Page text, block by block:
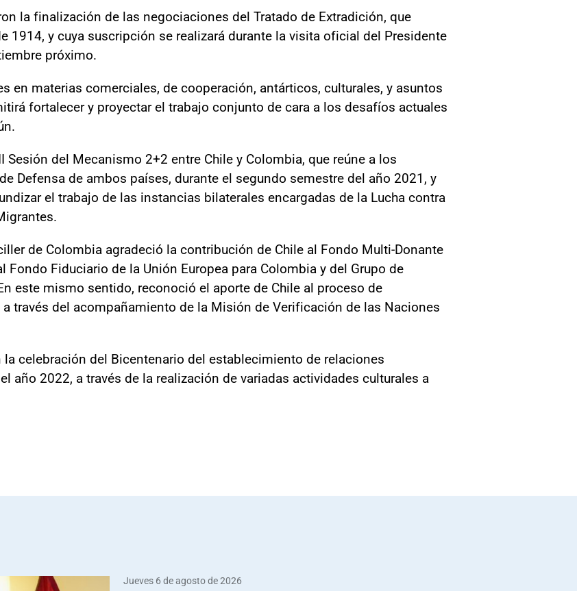
la finalización de las negociaciones del Tratado de Extradición, que
1914, y cuya suscripción se realizará durante la visita oficial del Presidente
próximo.
en materias comerciales, de cooperación, antárticos, culturales, y asuntos
fortalecer y proyectar el trabajo conjunto de cara a los desafíos actuales
Sesión del Mecanismo 2+2 entre Chile y Colombia, que reúne a los
Defensa de ambos países, durante el segundo semestre del año 2021, y
el trabajo de las instancias bilaterales encargadas de la Lucha contra
de Colombia agradeció la contribución de Chile al Fondo Multi-Donante
Fiduciario de la Unión Europea para Colombia y del Grupo de
este mismo sentido, reconoció el aporte de Chile al proceso de
través del acompañamiento de la Misión de Verificación de las Naciones
celebración del Bicentenario del establecimiento de relaciones
año 2022, a través de la realización de variadas actividades culturales a
Jueves 6 de agosto de 2026